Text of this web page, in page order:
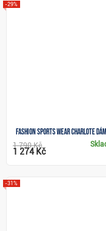
Fashion Sports Wear Charlote
-29%
1 790 Kč
1 274 Kč
-31%